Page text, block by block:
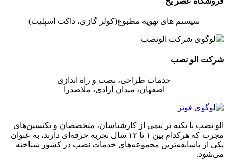
سیستم های تهویه مطبوع(کولر گازی، داکت اسپلیت)
شرکت الو نصب
خدمات طراحی، نصب و راه اندازی
اصفهان، میدان آزادی، ملاصدرا
الو نصب با تکیه بر تیمی از کارشناسان، متخصصان و تکنسین‌های
مجرب که هرکدام بین ۱ تا ۱۲ سال تجربه حرفه‌ای دارند، به عنوان
یکی از باسابقه‌ترین مجموعه‌های خدمات نصب در کشور شناخته
می‌شود.